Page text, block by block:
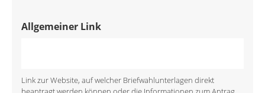
Allgemeiner Link
Link zur Website, auf welcher Briefwahlunterlagen direkt